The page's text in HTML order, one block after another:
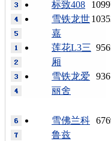
标致408
雪铁龙世
嘉
莲花L3三
厢
雪铁龙爱
丽舍
雪佛兰科
鲁兹